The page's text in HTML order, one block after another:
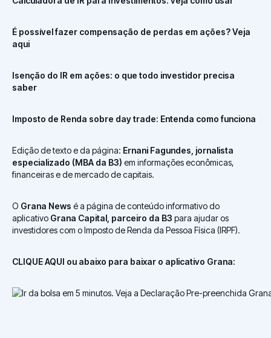
É possível fazer compensação de perdas em ações? Veja
aqui
Isenção do IR em ações: o que todo investidor precisa
saber
Imposto de Renda sobre day trade: Entenda como funciona
Edição de texto e da página: Ernani Fagundes, jornalista
especializado (MBA da B3) em informações econômicas,
financeiras e de mercado de capitais.
O Grana News é a página de conteúdo informativo do
aplicativo Grana Capital, parceiro da B3 para ajudar os
investidores com o Imposto de Renda da Pessoa Física (IRPF).
CLIQUE AQUI ou abaixo para baixar o aplicativo Grana: